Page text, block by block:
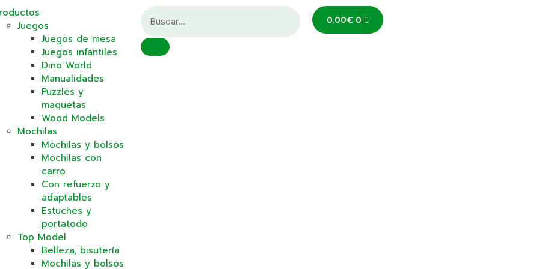
Juegos
Juegos de mesa
Juegos infantiles
Dino World
Manualidades
Puzzles y
maquetas
Wood Models
Mochilas
Mochilas y bolsos
Mochilas con
carro
Con refuerzo y
adaptables
Estuches y
portatodo
Top Model
Belleza, bisutería
Mochilas y bolsos
0.00€ 0